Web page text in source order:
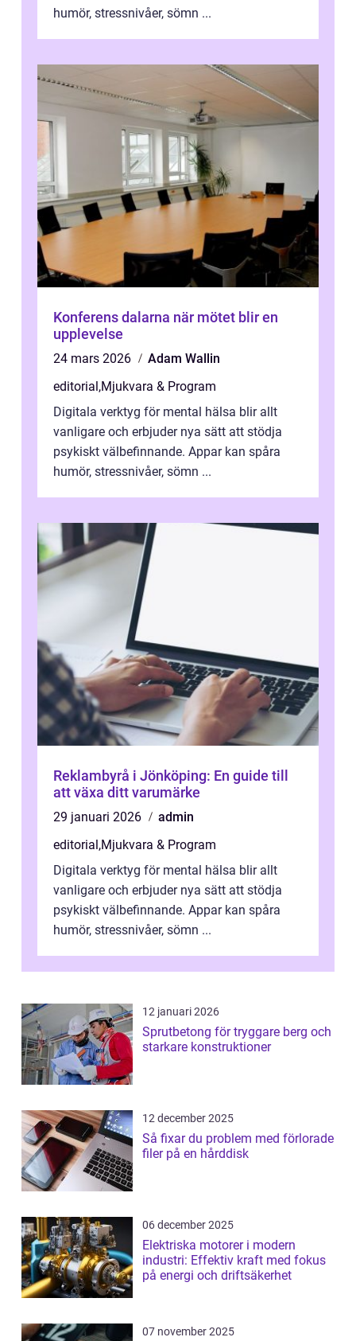
humör, stressnivåer, sömn ...
Konferens dalarna när mötet blir en
upplevelse
24 mars 2026
Adam Wallin
editorial ,Mjukvara & Program
Digitala verktyg för mental hälsa blir allt
vanligare och erbjuder nya sätt att stödja
psykiskt välbefinnande. Appar kan spåra
humör, stressnivåer, sömn ...
Reklambyrå i Jönköping: En guide till
att växa ditt varumärke
29 januari 2026
admin
editorial ,Mjukvara & Program
Digitala verktyg för mental hälsa blir allt
vanligare och erbjuder nya sätt att stödja
psykiskt välbefinnande. Appar kan spåra
humör, stressnivåer, sömn ...
12 januari 2026
Sprutbetong för tryggare berg och
starkare konstruktioner
12 december 2025
Så fixar du problem med förlorade
filer på en hårddisk
06 december 2025
Elektriska motorer i modern
industri: Effektiv kraft med fokus
på energi och driftsäkerhet
07 november 2025